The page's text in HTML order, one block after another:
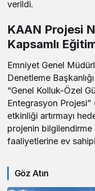
verildi.
KAAN Projesi
Kapsamlı
Emniyet Genel
Denetleme
“Genel Kolluk-Özel
Entegrasyon
etkinliği artırmayı
projenin
faaliyetlerine ev
Göz Atın